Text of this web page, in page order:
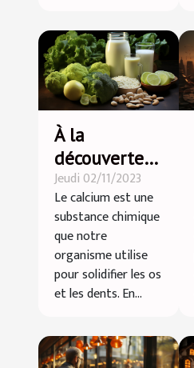
À la
découverte
des aliments
riches en
calcium !
Jeudi 02/11/2023
Le calcium est une
substance chimique
que notre
organisme utilise
pour solidifier les os
et les dents. En...